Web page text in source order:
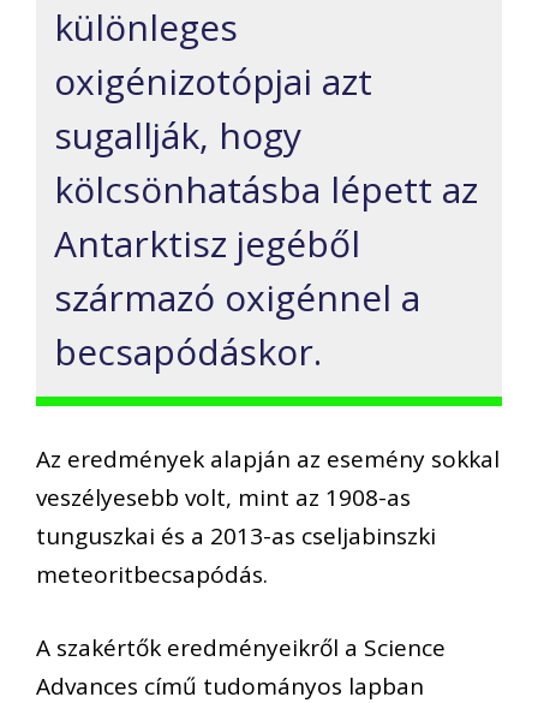
különleges
oxigénizotópjai azt
sugallják, hogy
kölcsönhatásba lépett az
Antarktisz jegéből
származó oxigénnel a
becsapódáskor.
Az eredmények alapján az esemény sokkal
veszélyesebb volt, mint az 1908-as
tunguszkai és a 2013-as cseljabinszki
meteoritbecsapódás.
A szakértők eredményeikről a Science
Advances című tudományos lapban